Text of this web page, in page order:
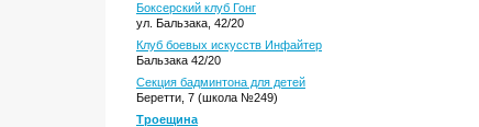
Боксерский клуб Гонг
ул. Бальзака, 42/20
Клуб боевых искусств Инфайтер
Бальзака 42/20
Секция бадминтона для детей
Беретти, 7 (школа №249)
Троещина